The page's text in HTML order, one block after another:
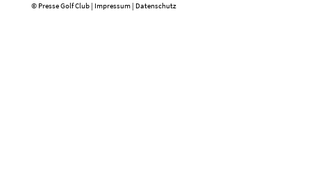
© Presse Golf Club | Impressum | Datenschutz